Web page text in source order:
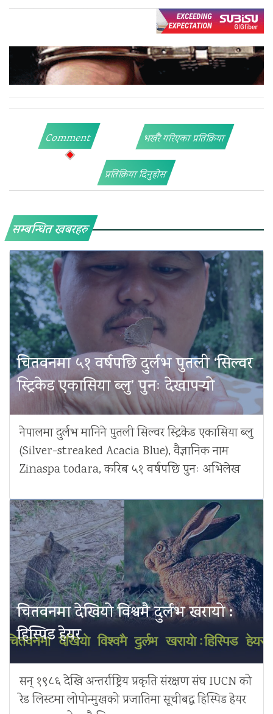
Comment भर्खरै गरिएका प्रतिक्रिया
प्रतिक्रिया दिनुहोस
सम्बन्धित खबरहरु
चितवनमा ५१ वर्षपछि दुर्लभ पुतली ‘सिल्वर
स्ट्रिकेड एकासिया ब्लु’ पुनः देखापर्‍यो
नेपालमा दुर्लभ मानिने पुतली सिल्वर स्ट्रिकेड एकासिया ब्लु
(Silver-streaked Acacia Blue), वैज्ञानिक नाम
Zinaspa todara, करिब ५१ वर्षपछि पुनः अभिलेख
चितवनमा देखियो विश्वमै दुर्लभ खरायो :
हिस्पिड हेयर
सन् १९८६ देखि अन्तर्राष्ट्रिय प्रकृति संरक्षण संघ IUCN को
रेड लिस्टमा लोपोन्मुखको प्रजातिमा सूचीबद्ध हिस्पिड हेयर